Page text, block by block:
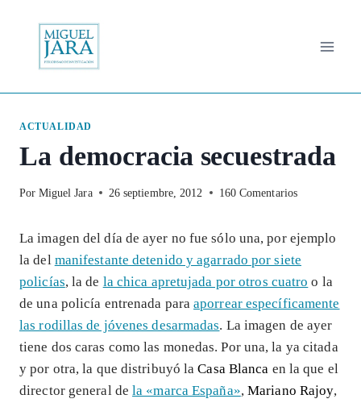
contenido
ACTUALIDAD
La democracia secuestrada
Por Miguel Jara 26 septiembre, 2012 160 Comentarios
La imagen del día de ayer no fue sólo una, por ejemplo
la del manifestante detenido y agarrado por siete
policías, la de la chica apretujada por otros cuatro o la
de una policía entrenada paraaporrear específicamente
las rodillas de jóvenes desarmadas. La imagen de ayer
tiene dos caras como las monedas. Por una, la ya citada
y por otra, la que distribuyó laCasa Blanca en la que el
director general dela «marca España», Mariano Rajoy,